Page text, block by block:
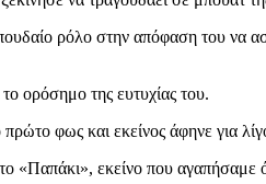
ρόλο στην απόφαση του
ορόσημο της ευτυχίας του.
φως και εκείνος άφηνε για
«Παπάκι», εκείνο που